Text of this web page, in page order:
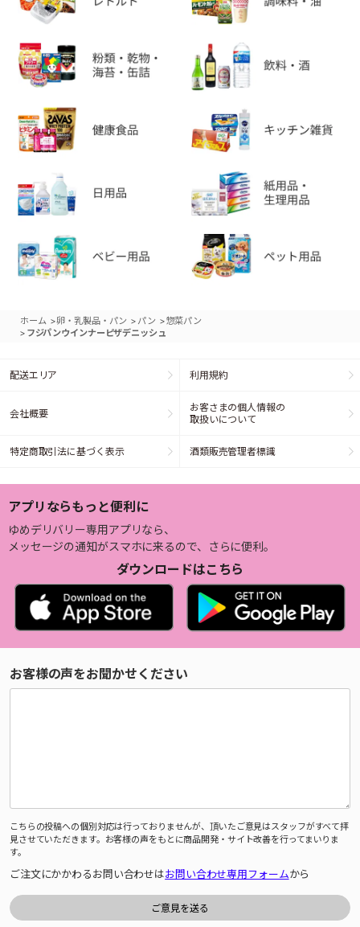
ホーム >卵・乳製品・パン > パン >惣菜パン
> フジパンウインナーピザデニッシュ
配送エリア 利用規約
会社概要
お客さまの個人情報の
取扱いについて
特定商取引法に基づく表示 酒類販売管理者標識
アプリならもっと便利に
ゆめデリバリー専用アプリなら、
メッセージの通知がスマホに来るので、さらに便利。
ダウンロードはこちら
お客様の声をお聞かせください
こちらの投稿への個別対応は行っておりませんが、頂いたご意見はスタッフがすべて拝
見させていただきます。お客様の声をもとに商品開発・サイト改善を行ってまいりま
す。
ご注文にかかわるお問い合わせはお問い合わせ専用フォームから